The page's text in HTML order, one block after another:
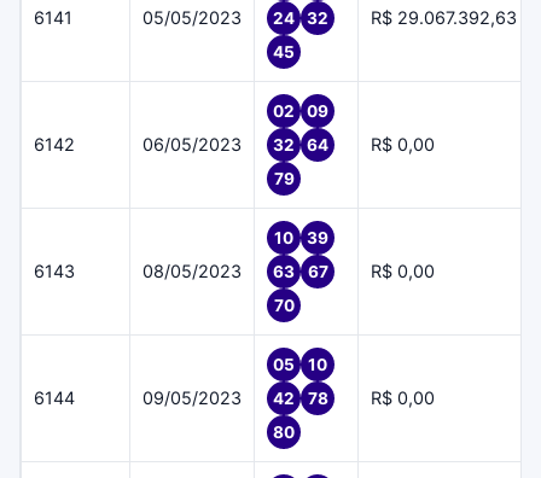
6141 05/05/2023
24
32
45
R$ 29.067.392,63
6142 06/05/2023
02
09
32
64
79
R$ 0,00
6143 08/05/2023
10
39
63
67
70
R$ 0,00
6144 09/05/2023
05
10
42
78
80
R$ 0,00